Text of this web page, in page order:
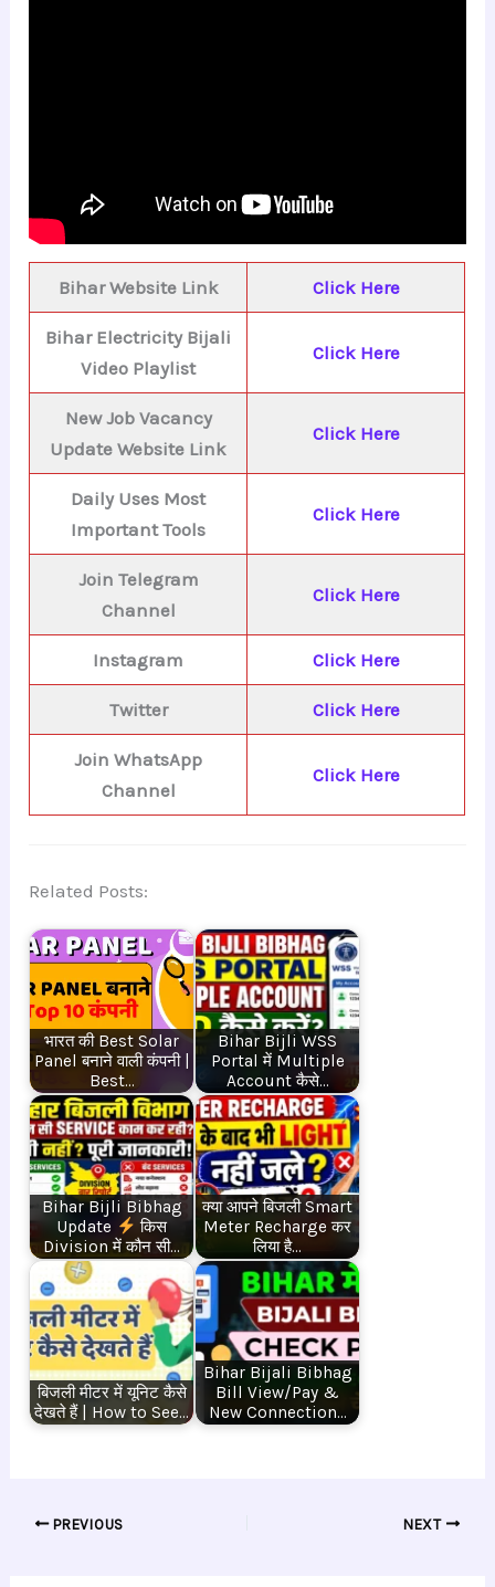
Bihar Website Link Click Here
Bihar Electricity Bijali
Video Playlist
Click Here
New Job Vacancy
Update Website Link
Click Here
Daily Uses Most
Important Tools
Click Here
Join Telegram
Channel
Click Here
Instagram Click Here
Twitter Click Here
Join WhatsApp
Channel
Click Here
Related Posts:
भारत की Best Solar
Panel बनाने वाली कंपनी |
Best…
Bihar Bijli WSS
Portal में Multiple
Account कैसे…
Bihar Bijli Bibhag
Update
किस
Division में कौन सी…
क्या आपने बिजली Smart
Meter Recharge कर
लिया है…
बिजली मीटर में यूनिट कैसे
देखते हैं | How to See…
Bihar Bijali Bibhag
Bill View/Pay &
New Connection…
PREVIOUS NEXT